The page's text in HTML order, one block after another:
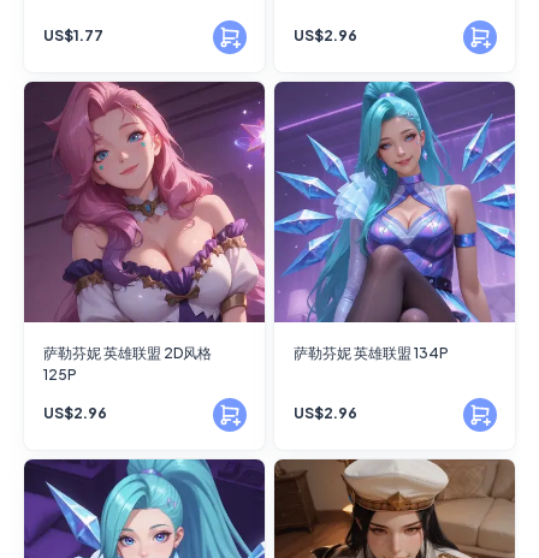
US$1.77 US$2.96
萨勒芬妮 英雄联盟 2D风格
125P
US$2.96
萨勒芬妮 英雄联盟 134P
US$2.96